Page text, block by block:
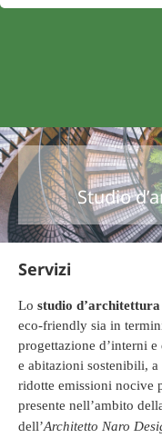
Studio
Servizi
Lo studio
eco-friendly sia in
progettazione d’interni
e abitazioni sostenibili, a
ridotte emissioni nocive
presente nell’ambito
dell’Architetto Naro